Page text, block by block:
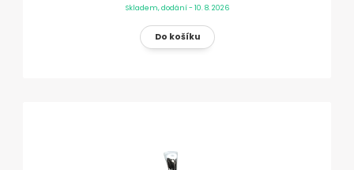
Skladem, dodání - 10. 8. 2026